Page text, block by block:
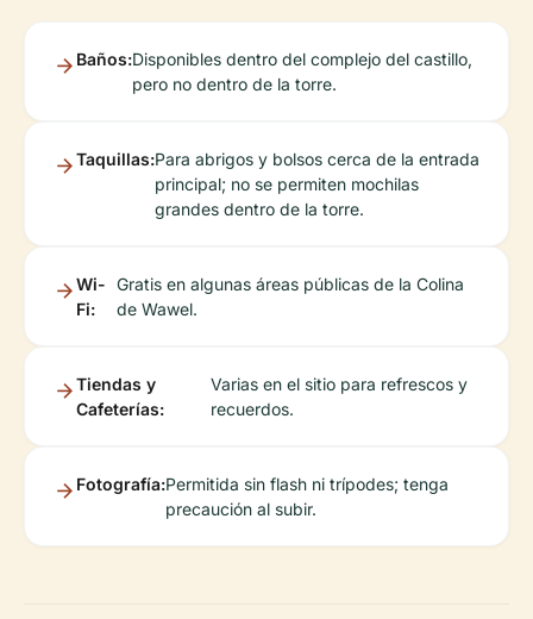
Baños:Disponibles dentro del complejo del castillo,
pero no dentro de la torre.
Taquillas:Para abrigos y bolsos cerca de la entrada
principal; no se permiten mochilas
grandes dentro de la torre.
Wi-
Fi:
Gratis en algunas áreas públicas de la Colina
de Wawel.
Tiendas y
Cafeterías:
Varias en el sitio para refrescos y
recuerdos.
Fotografía:Permitida sin flash ni trípodes; tenga
precaución al subir.